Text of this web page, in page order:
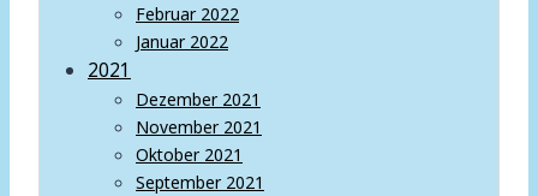
Februar 2022
Januar 2022
2021
Dezember 2021
November 2021
Oktober 2021
September 2021